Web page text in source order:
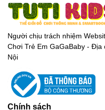
Người chịu trách nhiệm
Chơi Trẻ Em GaGaBaby - Địa
Nội
Chính sách